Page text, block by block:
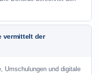
vermittelt der
Umschulungen und digitale